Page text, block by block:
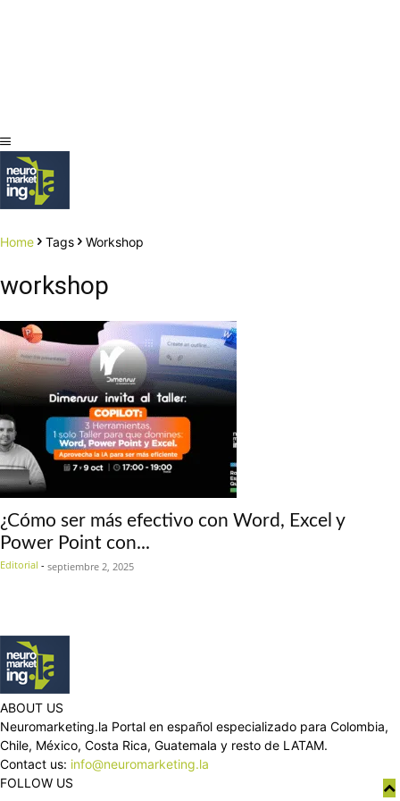
Home Tags Workshop
workshop
¿Cómo ser más efectivo con Word, Excel y
Power Point con...
Editorial - septiembre 2, 2025
ABOUT US
Neuromarketing.la Portal en español especializado para Colombia,
Chile, México, Costa Rica, Guatemala y resto de LATAM.
Contact us: info@neuromarketing.la
FOLLOW US